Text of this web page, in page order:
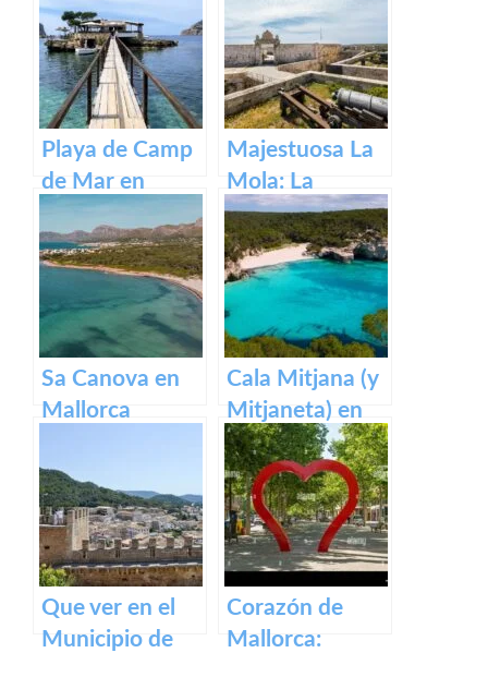
Playa de Camp
de Mar en
Mallorca
Majestuosa La
Mola: La
Fortaleza de
Menorca
Sa Canova en
Mallorca
Cala Mitjana (y
Mitjaneta) en
Menorca
Que ver en el
Municipio de
Corazón de
Mallorca: